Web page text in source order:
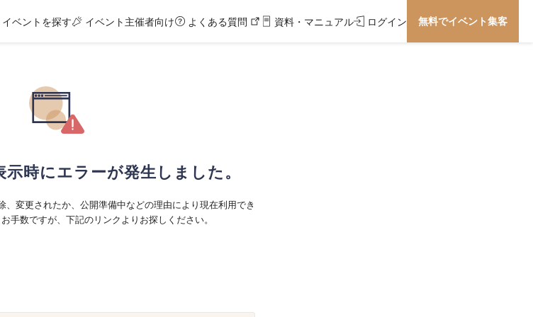
イベントを探す イベント主催者向け よくある質問 資料・マニュアル ログイン 無料でイベント集客
時にエラーが発生しました。
、変更されたか、公開準備中などの理由により現在利用でき
手数ですが、下記のリンクよりお探しください。